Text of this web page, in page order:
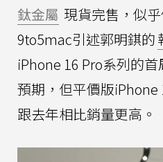
鈦金屬 現貨完售，似
9to5mac引述郭明錤的
iPhone 16 Pro系列的
預期，但平價版iPhone
跟去年相比銷量更高。